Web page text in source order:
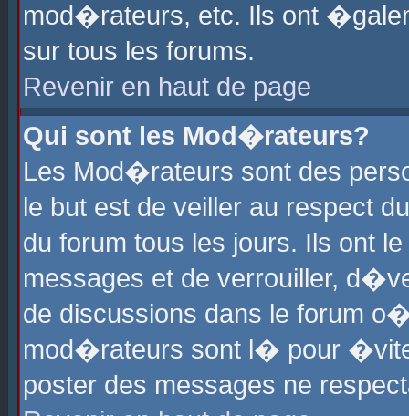
mod�rateurs, etc. Ils ont
sur tous les forums.
Revenir en haut de page
Qui sont les Mod�rateurs?
Les Mod�rateurs sont des
le but est de veiller au respect
du forum tous les jours. Ils ont
messages et de verrouiller,
de discussions dans le forum
mod�rateurs sont l� pour
poster des messages ne